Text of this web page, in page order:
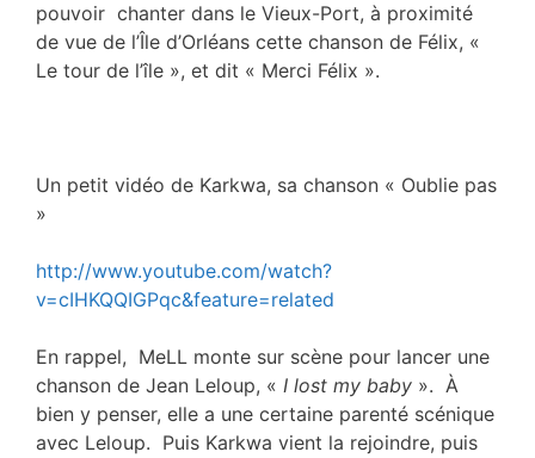
pouvoir chanter dans le Vieux-Port, à proximité
de vue de l’Île d’Orléans cette chanson de Félix, «
Le tour de l’île », et dit « Merci Félix ».
Un petit vidéo de Karkwa, sa chanson « Oublie pas
»
http://www.youtube.com/watch?
v=cIHKQQIGPqc&feature=related
En rappel, MeLL monte sur scène pour lancer une
chanson de Jean Leloup, « I lost my baby ». À
bien y penser, elle a une certaine parenté scénique
avec Leloup. Puis Karkwa vient la rejoindre, puis